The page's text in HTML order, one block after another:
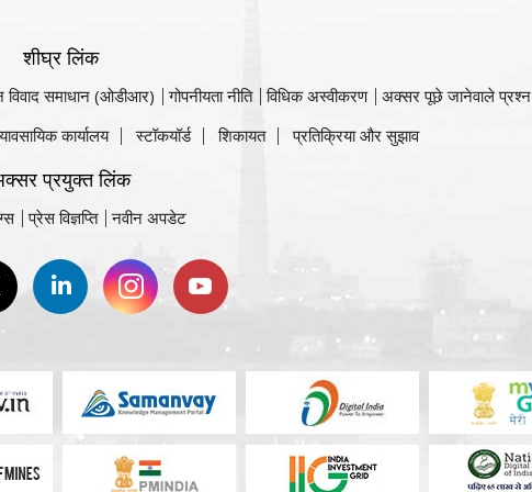
शीघ्र लिंक
विवाद समाधान (ओडीआर) गोपनीयता नीति विधिक अस्वीकरण अक्सर पूछे जानेवाले प्रश्न
कार्यालय स्टॉकयॉर्ड शिकायत प्रतिक्रिया और सुझाव
प्रयुक्त लिंक
प्रेस विज्ञप्ति नवीन अपडेट